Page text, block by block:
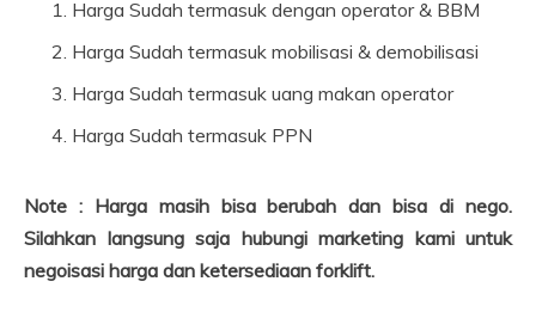
Harga Sudah termasuk dengan operator & BBM
Harga Sudah termasuk mobilisasi & demobilisasi
Harga Sudah termasuk uang makan operator
Harga Sudah termasuk PPN
Note : Harga masih bisa berubah dan bisa di nego.
Silahkan langsung saja hubungi marketing kami untuk
negoisasi harga dan ketersediaan forklift.